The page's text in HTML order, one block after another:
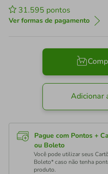
31.595 pontos
Ver formas de pagamento
Adicionar
Pague com Pontos +
ou Boleto
Você pode utilizar seus
Boleto* caso não tenha
produto.